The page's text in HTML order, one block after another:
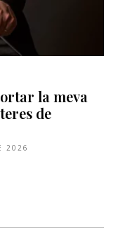
la meva
de
2026